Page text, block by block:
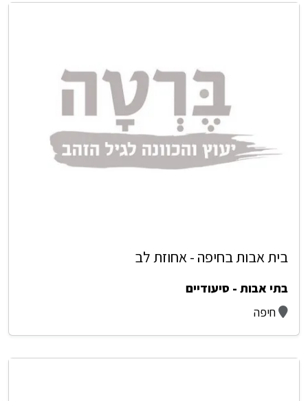
בית אבות בחיפה - אחוזת לב
בתי אבות - סיעודיים
חיפה